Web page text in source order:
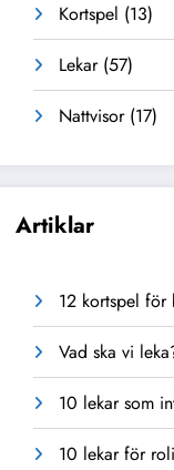
Kortspel (13)
Lekar(57)
Nattvisor(17)
Artiklar
12 kortspel för
Vad ska vi
10 lekar som
10 lekar för